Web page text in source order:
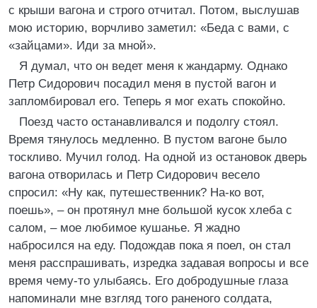
с крыши вагона и строго отчитал. Потом, выслушав
мою историю, ворчливо заметил: «Беда с вами, с
«зайцами». Иди за мной».
Я думал, что он ведет меня к жандарму. Однако
Петр Сидорович посадил меня в пустой вагон и
запломбировал его. Теперь я мог ехать спокойно.
Поезд часто останавливался и подолгу стоял.
Время тянулось медленно. В пустом вагоне было
тоскливо. Мучил голод. На одной из остановок дверь
вагона отворилась и Петр Сидорович весело
спросил: «Ну как, путешественник? На-ко вот,
поешь», – он протянул мне большой кусок хлеба с
салом, – мое любимое кушанье. Я жадно
набросился на еду. Подождав пока я поел, он стал
меня расспрашивать, изредка задавая вопросы и все
время чему-то улыбаясь. Его добродушные глаза
напоминали мне взгляд того раненого солдата,